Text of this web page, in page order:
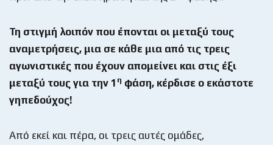
Τη στιγμή λοιπόν που έπονται οι μεταξύ τους
αναμετρήσεις, μια σε κάθε μια από τις τρεις
αγωνιστικές που έχουν απομείνει και στις έξι
μεταξύ τους για την 1 η φάση, κέρδισε ο εκάστοτε
γηπεδούχος!
Aπό εκεί και πέρα, οι τρεις αυτές ομάδες,